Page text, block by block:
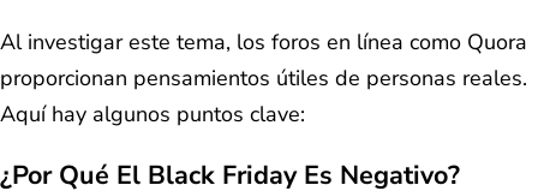
Al investigar este tema, los foros en línea como Quora
proporcionan pensamientos útiles de personas reales.
Aquí hay algunos puntos clave:
¿Por Qué El Black Friday Es Negativo?